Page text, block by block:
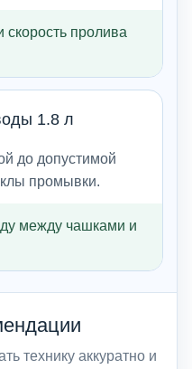
скорость пролива
1.8 л
до допустимой
промывки.
между чашками и
технику аккуратно и